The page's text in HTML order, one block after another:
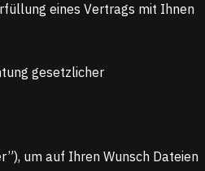
eines Vertrags mit Ihnen
gesetzlicher
um auf Ihren Wunsch Dateien